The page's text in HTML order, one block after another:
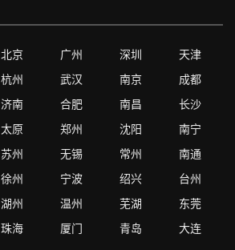
北京 广州 深圳
天津
杭州 武汉 南京
成都
济南 合肥 南昌
长沙
太原 郑州 沈阳
南宁
苏州 无锡 常州
南通
徐州 宁波 绍兴
台州
湖州 温州 芜湖
东莞
珠海 厦门 青岛 大连